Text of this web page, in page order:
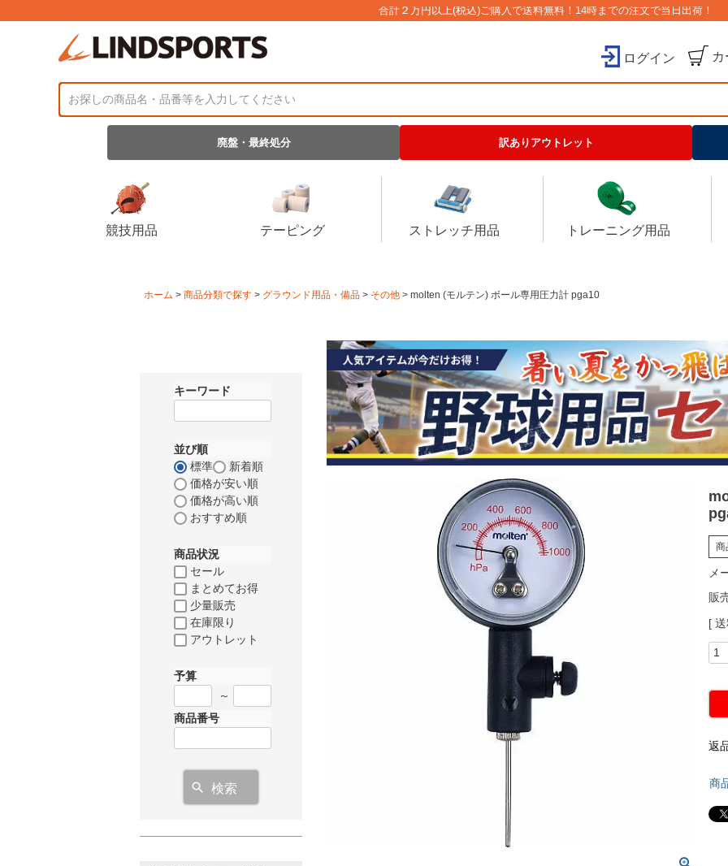
合計２万円以上(税込)ご購入で送料無料！14時までの注文で当日出荷！
ログイン
廃盤・最終処分 訳ありアウトレット
競技用品 テーピング ストレッチ用品 トレーニング用品
ホーム 商品分類で探す グラウンド用品・備品 その他 molten (モルテン) ボール専用圧力計 pga10
キーワード
並び順
標準
新着順
価格が安い順
価格が高い順
おすすめ順
商品状況
セール
まとめてお得
少量販売
在庫限り
アウトレット
予算
～
商品番号
検索
商
メ
販
返
商